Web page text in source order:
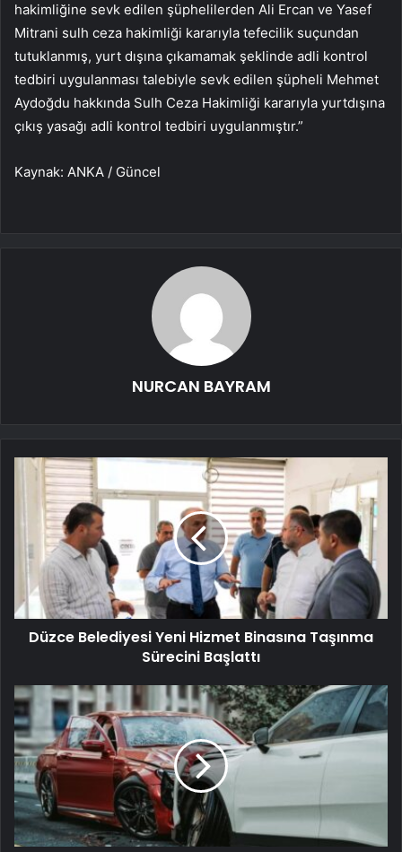
hakimliğine sevk edilen şüphelilerden Ali Ercan ve Yasef
Mitrani sulh ceza hakimliği kararıyla tefecilik suçundan
tutuklanmış, yurt dışına çıkamamak şeklinde adli kontrol
tedbiri uygulanması talebiyle sevk edilen şüpheli Mehmet
Aydoğdu hakkında Sulh Ceza Hakimliği kararıyla yurtdışına
çıkış yasağı adli kontrol tedbiri uygulanmıştır.”
Kaynak: ANKA / Güncel
NURCAN BAYRAM
Düzce Belediyesi Yeni Hizmet Binasına Taşınma
Sürecini Başlattı